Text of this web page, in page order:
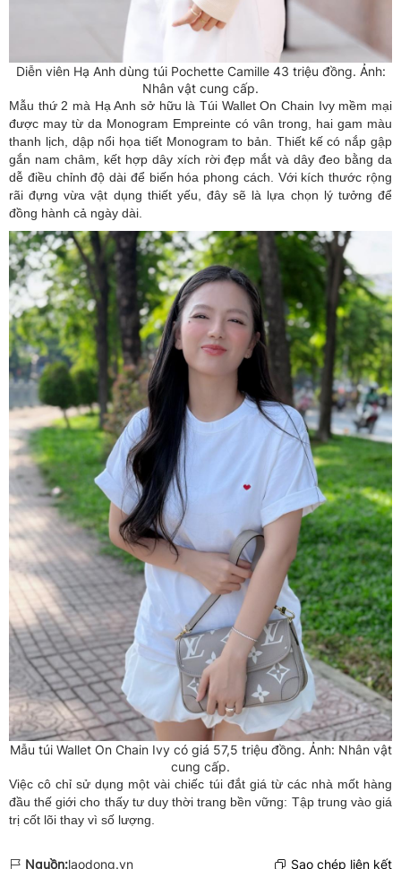
Diễn viên Hạ Anh dùng túi Pochette Camille 43 triệu đồng. Ảnh:
Nhân vật cung cấp.
Mẫu thứ 2 mà Hạ Anh sở hữu là Túi Wallet On Chain Ivy mềm mại
được may từ da Monogram Empreinte có vân trong, hai gam màu
thanh lịch, dập nổi họa tiết Monogram to bản. Thiết kế có nắp gập
gắn nam châm, kết hợp dây xích rời đẹp mắt và dây đeo bằng da
dễ điều chỉnh độ dài để biến hóa phong cách. Với kích thước rộng
rãi đựng vừa vật dụng thiết yếu, đây sẽ là lựa chọn lý tưởng để
đồng hành cả ngày dài.
Mẫu túi Wallet On Chain Ivy có giá 57,5 triệu đồng. Ảnh: Nhân vật
cung cấp.
Việc cô chỉ sử dụng một vài chiếc túi đắt giá từ các nhà mốt hàng
đầu thế giới cho thấy tư duy thời trang bền vững: Tập trung vào giá
trị cốt lõi thay vì số lượng.
Nguồn:laodong.vn
Sao chép liên kết